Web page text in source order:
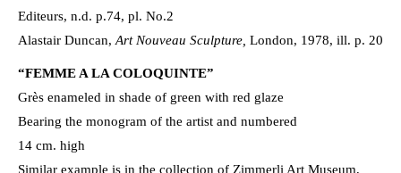
Editeurs, n.d. p.74, pl. No.2
Alastair Duncan, Art Nouveau Sculpture, London, 1978, ill. p. 20
“FEMME A LA COLOQUINTE”
Grès enameled in shade of green with red glaze
Bearing the monogram of the artist and numbered
14 cm. high
Similar example is in the collection of Zimmerli Art Museum,